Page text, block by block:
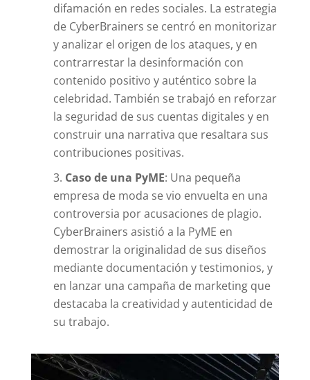
difamación en redes sociales. La estrategia
de CyberBrainers se centró en monitorizar
y analizar el origen de los ataques, y en
contrarrestar la desinformación con
contenido positivo y auténtico sobre la
celebridad. También se trabajó en reforzar
la seguridad de sus cuentas digitales y en
construir una narrativa que resaltara sus
contribuciones positivas.
Caso de una PyME: Una pequeña
empresa de moda se vio envuelta en una
controversia por acusaciones de plagio.
CyberBrainers asistió a la PyME en
demostrar la originalidad de sus diseños
mediante documentación y testimonios, y
en lanzar una campaña de marketing que
destacaba la creatividad y autenticidad de
su trabajo.